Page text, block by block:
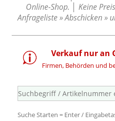
Online-Shop. │ Keine
Anfrageliste » Abschicken »
Verkauf nur an
Firmen, Behörden und
Suche Starten = Enter /